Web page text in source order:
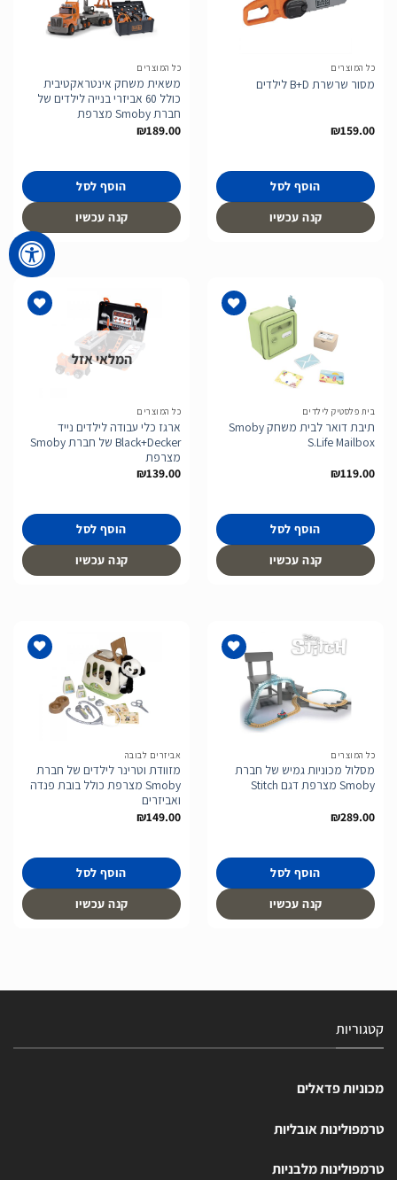
כל המוצרים
מסור שרשרת B+D לילדים
₪159.00
הוסף לסל
קנה עכשיו
לרשימת
המשאלות
כל המוצרים
משאית משחק אינטראקטיבית
כולל 60 אביזרי בנייה לילדים של
חברת Smoby מצרפת
₪189.00
הוסף לסל
קנה עכשיו
בית פלסטיק לילדים
תיבת דואר לבית משחק Smoby
S.Life Mailbox
₪119.00
הוסף לסל
קנה עכשיו
המלאי אזל
כל המוצרים
ארגז כלי עבודה לילדים נייד
Black+Decker של חברת Smoby
מצרפת
₪139.00
הוסף לסל
קנה עכשיו
המשאלות
כל המוצרים
מסלול מכוניות גמיש של חברת
Smoby מצרפת דגם Stitch
₪289.00
הוסף לסל
קנה עכשיו
לרשימת
אביזרים לבובה
מזוודת וטרינר לילדים של חברת
Smoby מצרפת כולל בובת פנדה
ואביזרים
₪149.00
הוסף לסל
קנה עכשיו
קטגוריות
מכוניות פדאלים
טרמפולינות אובליות
טרמפולינות מלבניות